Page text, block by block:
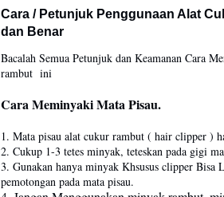
Cara / Petunjuk Penggunaan Alat
dan Benar
Bacalah Semua Petunjuk dan Keamanan Cara
rambut ini
Cara Meminyaki Mata Pisau.
1. Mata pisau alat cukur rambut ( hair clipper )
2. Cukup 1-3 tetes minyak, teteskan pada gigi
3. Gunakan hanya minyak Khsusus clipper Bisa
pemotongan pada mata pisau.